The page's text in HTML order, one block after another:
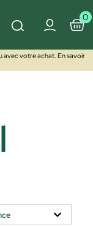
0
avec votre achat. En savoir